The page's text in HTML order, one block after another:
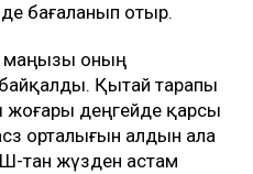
бағаланып отыр.
маңызы оның
Қытай тарапы
жоғары деңгейде қарсы
орталығын алдын ала
тан жүзден астам